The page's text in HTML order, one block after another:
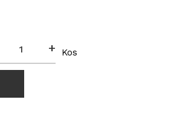
+ Kos